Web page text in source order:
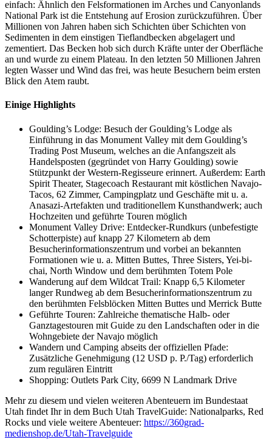
einfach: Ähnlich den Felsformationen im Arches und Canyonlands
National Park ist die Entstehung auf Erosion zurückzuführen. Über
Millionen von Jahren haben sich Schichten über Schichten von
Sedimenten in dem einstigen Tieflandbecken abgelagert und
zementiert. Das Becken hob sich durch Kräfte unter der Oberfläche
an und wurde zu einem Plateau. In den letzten 50 Millionen Jahren
legten Wasser und Wind das frei, was heute Besuchern beim ersten
Blick den Atem raubt.
Einige Highlights
Goulding’s Lodge: Besuch der Goulding’s Lodge als
Einführung in das Monument Valley mit dem Goulding’s
Trading Post Museum, welches an die Anfangszeit als
Handelsposten (gegründet von Harry Goulding) sowie
Stützpunkt der Western-Regisseure erinnert. Außerdem: Earth
Spirit Theater, Stagecoach Restaurant mit köstlichen Navajo-
Tacos, 62 Zimmer, Campingplatz und Geschäfte mit u. a.
Anasazi-Artefakten und traditionellem Kunsthandwerk; auch
Hochzeiten und geführte Touren möglich
Monument Valley Drive: Entdecker-Rundkurs (unbefestigte
Schotterpiste) auf knapp 27 Kilometern ab dem
Besucherinformationszentrum und vorbei an bekannten
Formationen wie u. a. Mitten Buttes, Three Sisters, Yei-bi-
chai, North Window und dem berühmten Totem Pole
Wanderung auf dem Wildcat Trail: Knapp 6,5 Kilometer
langer Rundweg ab dem Besucherinformationszentrum zu
den berühmten Felsblöcken Mitten Buttes und Merrick Butte
Geführte Touren: Zahlreiche thematische Halb- oder
Ganztagestouren mit Guide zu den Landschaften oder in die
Wohngebiete der Navajo möglich
Wandern und Camping abseits der offiziellen Pfade:
Zusätzliche Genehmigung (12 USD p. P./Tag) erforderlich
zum regulären Eintritt
Shopping: Outlets Park City, 6699 N Landmark Drive
Mehr zu diesem und vielen weiteren Abenteuern im Bundestaat
Utah findet Ihr in dem Buch Utah TravelGuide: Nationalparks, Red
Rocks und viele weitere Abenteuer: https://360grad-
medienshop.de/Utah-Travelguide